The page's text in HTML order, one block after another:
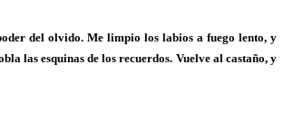
del olvido. Me limpio los labios a fuego lento, y
las esquinas de los recuerdos. Vuelve al castaño, y